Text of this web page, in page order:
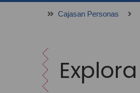
Cajasan Personas